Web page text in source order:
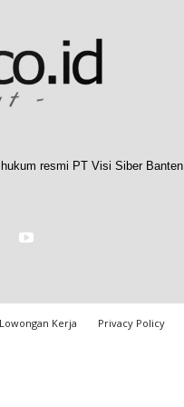
resmi PT Visi Siber Banten
Lowongan Kerja Privacy Policy